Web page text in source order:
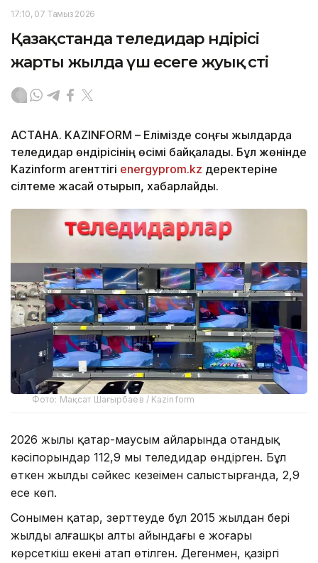
17:10, 07 Тамыз 2026
Қазақстанда теледидар өндірісі
жарты жылда үш есеге жуық өсті
АСТАНА. KAZINFORM – Елімізде соңғы жылдарда
теледидар өндірісінің өсімі байқалады. Бұл жөнінде
Kazinform агенттігі energyprom.kz деректеріне
сілтеме жасай отырып, хабарлайды.
Фото: Мақсат Шағырбаев / Kazinform
2026 жылы қаңтар-маусым айларында отандық
кәсіпорындар 112,9 мың теледидар өндірген. Бұл
өткен жылдың сәйкес кезеңімен салыстырғанда, 2,9
есе көп.
Сонымен қатар, зерттеуде бұл 2015 жылдан бері
жылдың алғашқы алты айындағы ең жоғары
көрсеткіш екені атап өтілген. Дегенмен, қазіргі